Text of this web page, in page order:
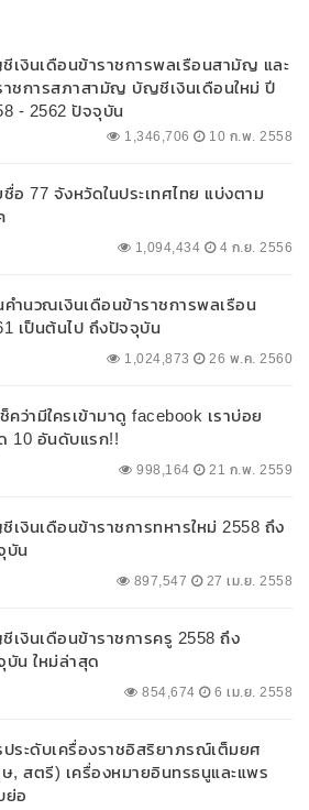
เงินเดือนข้าราชการพลเรือนสามัญ และ
าชการสภาสามัญ บัญชีเงินเดือนใหม่ ปี
- 2562 ปัจจุบัน
1,346,706 10 ก.พ. 2558
อ 77 จังหวัดในประเทศไทย แบ่งตาม
1,094,434 4 ก.ย. 2556
คำนวณเงินเดือนข้าราชการพลเรือน
เป็นต้นไป ถึงปัจจุบัน
1,024,873 26 พ.ค. 2560
คว่ามีใครเข้ามาดู facebook เราบ่อย
10 อันดับแรก!!
998,164 21 ก.พ. 2559
เงินเดือนข้าราชการทหารใหม่ 2558 ถึง
บัน
897,547 27 เม.ย. 2558
เงินเดือนข้าราชการครู 2558 ถึง
บัน ใหม่ล่าสุด
854,674 6 เม.ย. 2558
ประดับเครื่องราชอิสริยาภรณ์เต็มยศ
, สตรี) เครื่องหมายอินทรธนูและแพร
ย่อ